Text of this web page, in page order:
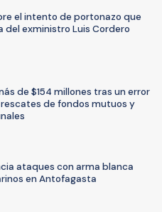
el intento de portonazo que
del exministro Luis Cordero
de $154 millones tras un error
de fondos mutuos y
ataques con arma blanca
en Antofagasta